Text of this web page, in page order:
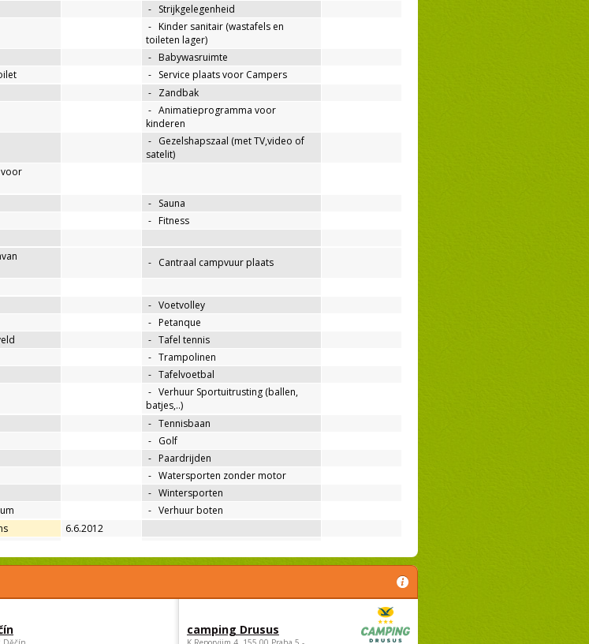
- Strijkgelegenheid
- Kinder sanitair (wastafels en
toileten lager)
- Babywasruimte
- Service plaats voor Campers
- Zandbak
- Animatieprogramma voor
kinderen
- Gezelshapszaal (met TV,video of
satelit)
- Sauna
- Fitness
- Cantraal campvuur plaats
- Voetvolley
- Petanque
- Tafel tennis
- Trampolinen
- Tafelvoetbal
- Verhuur Sportuitrusting (ballen,
batjes,..)
- Tennisbaan
- Golf
- Paardrijden
- Watersporten zonder motor
- Wintersporten
- Verhuur boten
6.6.2012
camping Drusus